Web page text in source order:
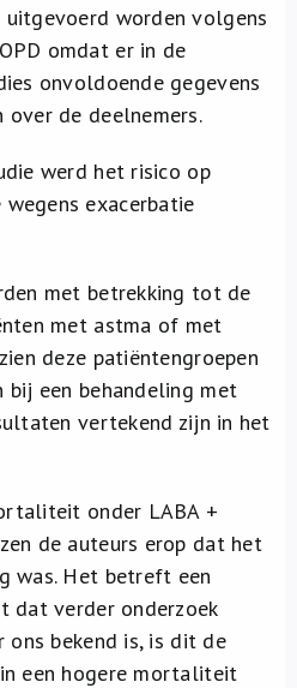
uitgevoerd worden volgens
omdat er in de
onvoldoende gegevens
over de deelnemers.
werd het risico op
wegens exacerbatie
met betrekking tot de
met astma of met
deze patiëntengroepen
bij een behandeling met
vertekend zijn in het
onder LABA +
de auteurs erop dat het
was. Het betreft een
dat verder onderzoek
ons bekend is, is dit de
een hogere mortaliteit